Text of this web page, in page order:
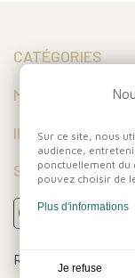
CATÉGORIES
MON COMPTE
INFORMATIONS
SUIVEZ-NOUS
Réalisation
Sur ce site, nous
audience,
ponctuellement du
pouvez choisir de
Plus d'informations
Je refuse